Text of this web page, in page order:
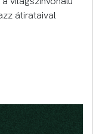
átirataival